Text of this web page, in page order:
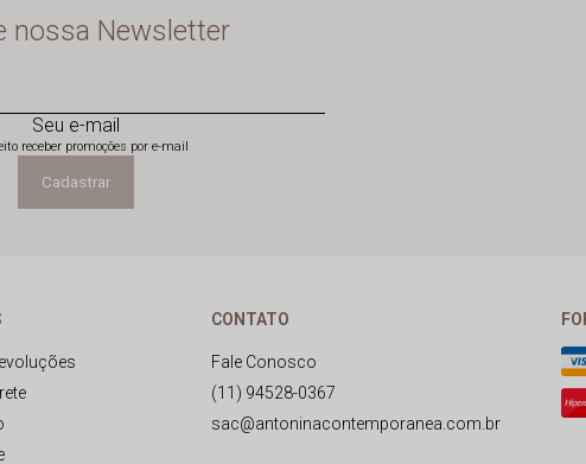
nossa Newsletter
Seu e-mail
Cadastrar
receber promoções por e-mail
CONTATO
Fale Conosco
(11) 94528-0367
sac@antoninacontemporanea.com.br